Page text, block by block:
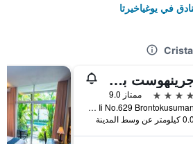
في يوغياخيرتا
جرينهوست بوتيك هوتل
4 نجوم
ممتاز 9.0
Jl. Prawirotaman Ii No.629 Brontokusuman, يوغياخيرتا, إندونيسيا
0.0 كيلومتر عن وسط المدينة